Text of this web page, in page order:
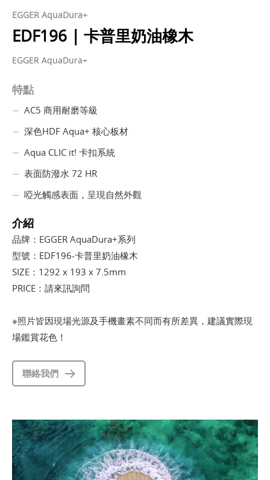
EGGER AquaDura+
EDF196 | 卡普里奶油橡木
EGGER AquaDura+
特點
AC5 商用耐磨等級
深色HDF Aqua+ 核心板材
Aqua CLIC it! 卡扣系統
表面防潑水 72 HR
啞光觸感表面，呈現自然外觀
介紹
品牌：EGGER AquaDura+系列
型號：EDF196-卡普里奶油橡木
SIZE：1292 x 193 x 7.5mm
PRICE：請來訊詢問
※照片皆因現場光源及手機畫素不同而有所差異，建議實際現
場鑑賞花色！
聯絡我們